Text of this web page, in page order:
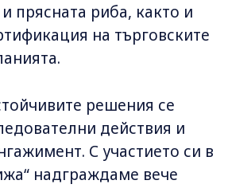
прясната риба, както и
на търговските
решения се
действия и
С участието си в
надграждаме вече